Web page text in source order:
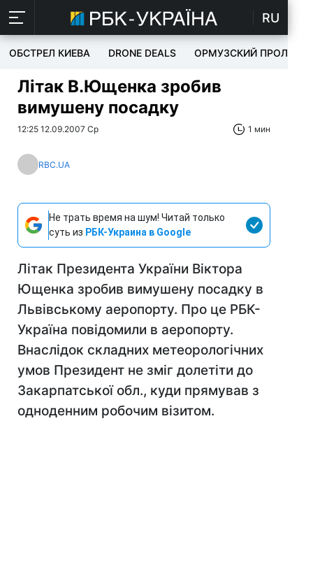
RU
ОБСТРЕЛ КИЕВА DRONE DEALS ОРМУЗСКИЙ ПРОЛИВ
Літак В.Ющенка зробив
вимушену посадку
12:25 12.09.2007 Ср 1 мин
RBC.UA
Не трать время на шум! Читай только
суть из РБК-Украина в Google
Літак Президента України Віктора
Ющенка зробив вимушену посадку в
Львівському аеропорту. Про це РБК-
Україна повідомили в аеропорту.
Внаслідок складних метеорологічних
умов Президент не зміг долетіти до
Закарпатської обл., куди прямував з
одноденним робочим візитом.